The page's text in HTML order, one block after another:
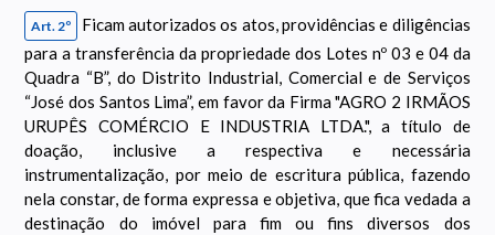
Art. 2º
Ficam autorizados os atos, providências e diligências
para a transferência da propriedade dos Lotes nº 03 e 04 da
Quadra “B”, do Distrito Industrial, Comercial e de Serviços
“José dos Santos Lima”, em favor da Firma "AGRO 2 IRMÃOS
URUPÊS COMÉRCIO E INDUSTRIA LTDA.", a título de
doação, inclusive a respectiva e necessária
instrumentalização, por meio de escritura pública, fazendo
nela constar, de forma expressa e objetiva, que fica vedada a
destinação do imóvel para fim ou fins diversos dos